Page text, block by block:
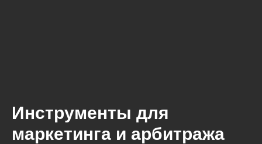
Инструменты для
маркетинга и арбитража